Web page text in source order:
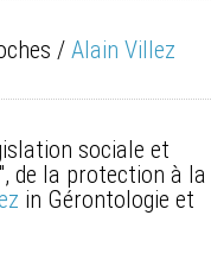
/ Alain Villez
sociale et
de la protection à la
in Gérontologie et